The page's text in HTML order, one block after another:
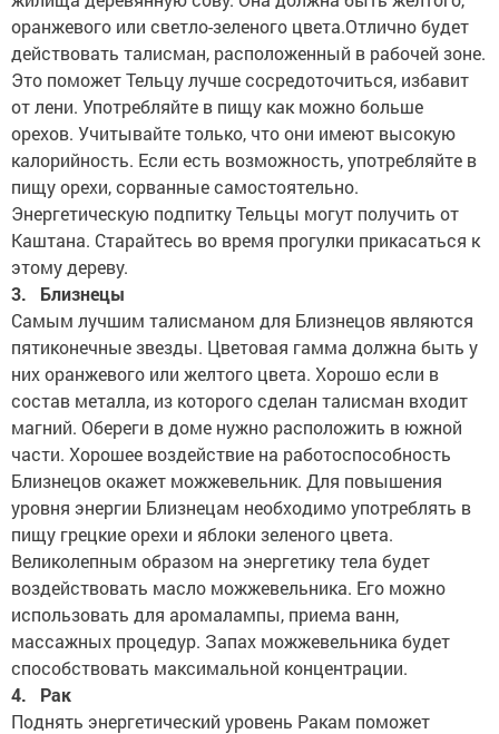
оранжевого или светло-зеленого цвета.Отлично будет
действовать талисман, расположенный в рабочей зоне.
Это поможет Тельцу лучше сосредоточиться, избавит
от лени. Употребляйте в пищу как можно больше
орехов. Учитывайте только, что они имеют высокую
калорийность. Если есть возможность, употребляйте в
пищу орехи, сорванные самостоятельно.
Энергетическую подпитку Тельцы могут получить от
Каштана. Старайтесь во время прогулки прикасаться к
этому дереву.
3. Близнецы
Самым лучшим талисманом для Близнецов являются
пятиконечные звезды. Цветовая гамма должна быть у
них оранжевого или желтого цвета. Хорошо если в
состав металла, из которого сделан талисман входит
магний. Обереги в доме нужно расположить в южной
части. Хорошее воздействие на работоспособность
Близнецов окажет можжевельник. Для повышения
уровня энергии Близнецам необходимо употреблять в
пищу грецкие орехи и яблоки зеленого цвета.
Великолепным образом на энергетику тела будет
воздействовать масло можжевельника. Его можно
использовать для аромалампы, приема ванн,
массажных процедур. Запах можжевельника будет
способствовать максимальной концентрации.
4. Рак
Поднять энергетический уровень Ракам поможет